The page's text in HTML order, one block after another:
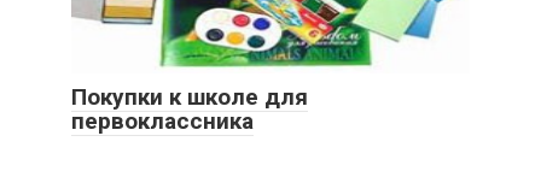
Покупки к школе для
первоклассника